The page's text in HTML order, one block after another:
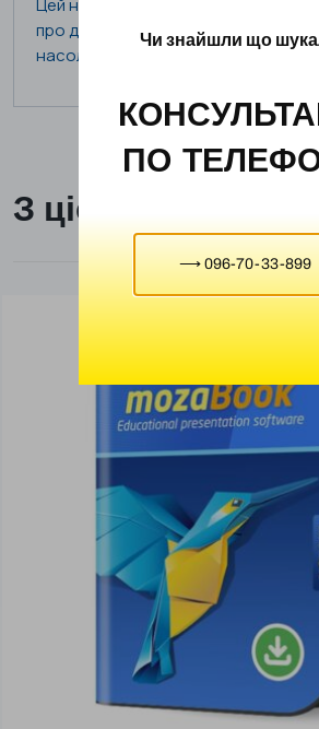
Цей набір іграшок дозволить дітям
про динозаврів, розвинути уяву та
насолодитися захоплюючою грою.
З цієї ж категорії
Чи знайшли що
ПО
⟶ 096-70-33-899